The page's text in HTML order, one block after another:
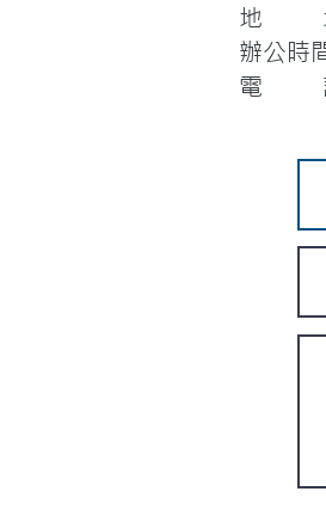
地 址
辦公時
電 話